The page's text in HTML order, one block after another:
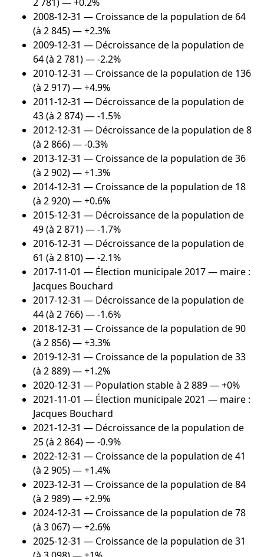
2008-12-31 — Croissance de la population de 64
(à 2 845) — +2.3%
2009-12-31 — Décroissance de la population de
64 (à 2 781) — -2.2%
2010-12-31 — Croissance de la population de 136
(à 2 917) — +4.9%
2011-12-31 — Décroissance de la population de
43 (à 2 874) — -1.5%
2012-12-31 — Décroissance de la population de 8
(à 2 866) — -0.3%
2013-12-31 — Croissance de la population de 36
(à 2 902) — +1.3%
2014-12-31 — Croissance de la population de 18
(à 2 920) — +0.6%
2015-12-31 — Décroissance de la population de
49 (à 2 871) — -1.7%
2016-12-31 — Décroissance de la population de
61 (à 2 810) — -2.1%
2017-11-01 — Élection municipale 2017 — maire :
Jacques Bouchard
2017-12-31 — Décroissance de la population de
44 (à 2 766) — -1.6%
2018-12-31 — Croissance de la population de 90
(à 2 856) — +3.3%
2019-12-31 — Croissance de la population de 33
(à 2 889) — +1.2%
2020-12-31 — Population stable à 2 889 — +0%
2021-11-01 — Élection municipale 2021 — maire :
Jacques Bouchard
2021-12-31 — Décroissance de la population de
25 (à 2 864) — -0.9%
2022-12-31 — Croissance de la population de 41
(à 2 905) — +1.4%
2023-12-31 — Croissance de la population de 84
(à 2 989) — +2.9%
2024-12-31 — Croissance de la population de 78
(à 3 067) — +2.6%
2025-12-31 — Croissance de la population de 31